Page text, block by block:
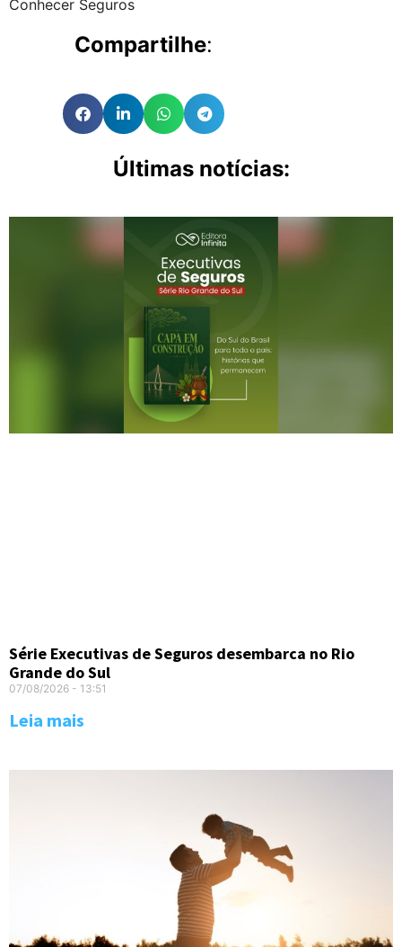
Conhecer Seguros
Compartilhe:
Últimas notícias:
Série Executivas de Seguros desembarca no Rio
Grande do Sul
07/08/2026 13:51
Leia mais